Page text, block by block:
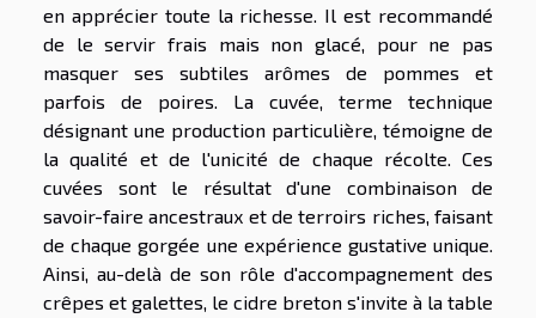
en apprécier toute la richesse. Il est recommandé
de le servir frais mais non glacé, pour ne pas
masquer ses subtiles arômes de pommes et
parfois de poires. La cuvée, terme technique
désignant une production particulière, témoigne de
la qualité et de l'unicité de chaque récolte. Ces
cuvées sont le résultat d'une combinaison de
savoir-faire ancestraux et de terroirs riches, faisant
de chaque gorgée une expérience gustative unique.
Ainsi, au-delà de son rôle d'accompagnement des
crêpes et galettes, le cidre breton s'invite à la table